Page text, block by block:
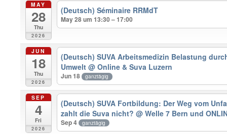
MAY
28
Thu
2026
(Deutsch) Séminaire RRMdT
May 28 um 13:30 – 17:00
JUN
18
Thu
2026
(Deutsch) SUVA Arbeitsmedizin Belastung
Umwelt@ Online & Suva Luzern
Jun 18 ganztägig
SEP
4
Fri
2026
(Deutsch) SUVA Fortbildung: Der Weg vom
zahlt die Suva nicht?@ Welle 7 Bern und
Sep 4 ganztägig